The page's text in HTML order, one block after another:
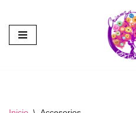
Saltar
al